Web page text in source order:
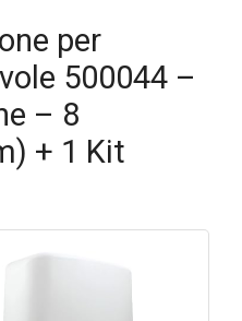
per
500044 –
– 8
+ 1 Kit